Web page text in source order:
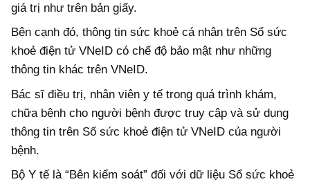
giá trị như trên bản giấy.
Bên cạnh đó, thông tin sức khoẻ cá nhân trên Sổ sức
khoẻ điện tử VNeID có chế độ bảo mật như những
thông tin khác trên VNeID.
Bác sĩ điều trị, nhân viên y tế trong quá trình khám,
chữa bệnh cho người bệnh được truy cập và sử dụng
thông tin trên Sổ sức khoẻ điện tử VNeID của người
bệnh.
Bộ Y tế là “Bên kiểm soát” đối với dữ liệu Sổ sức khoẻ